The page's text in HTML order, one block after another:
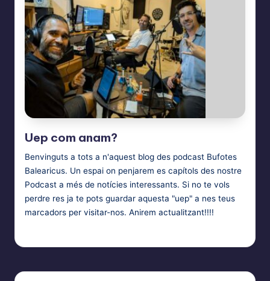
Uep com anam?
Benvinguts a tots a n'aquest blog des podcast Bufotes
Balearicus. Un espai on penjarem es capítols des nostre
Podcast a més de notícies interessants. Si no te vols
perdre res ja te pots guardar aquesta "uep" a nes teus
marcadors per visitar-nos. Anirem actualitzant!!!!